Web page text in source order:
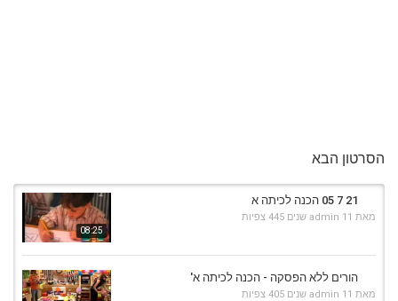
הסרטון הבא
08:25
21 7 05 הכנה לכיתה א
מאת admin 11 שנים 445 צפיות
הורים ללא הפסקה - הכנה לכיתה א'
מאת admin 11 שנים 405 צפיות